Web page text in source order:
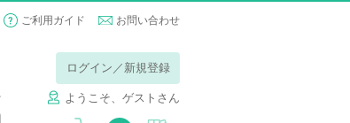
ご利用ガイド お問い合わせ
ログイン／新規登録
ようこそ、ゲストさん